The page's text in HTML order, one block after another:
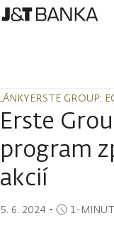
ERSTE GROUP:
ERSTE GROUP:
Erste
program
akcií
5. 6. 2024 ・ 1-